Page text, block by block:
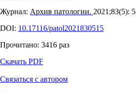
Журнал: Архив патологии. 2021;83(5):
DOI: 10.17116/patol2021830515
Прочитано: 3416 раз
Скачать PDF
Связаться с автором